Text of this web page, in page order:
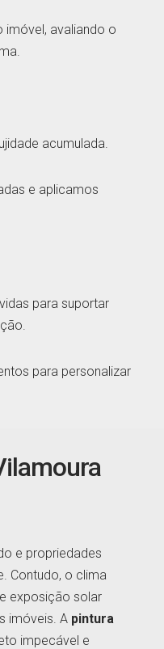
imóvel, avaliando o
acumulada.
e aplicamos
para suportar
para personalizar
e propriedades
Contudo, o clima
exposição solar
imóveis. A pintura
impecável e